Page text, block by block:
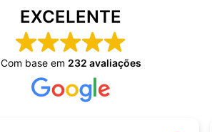
EXCELENTE
Com base em 232 avaliações